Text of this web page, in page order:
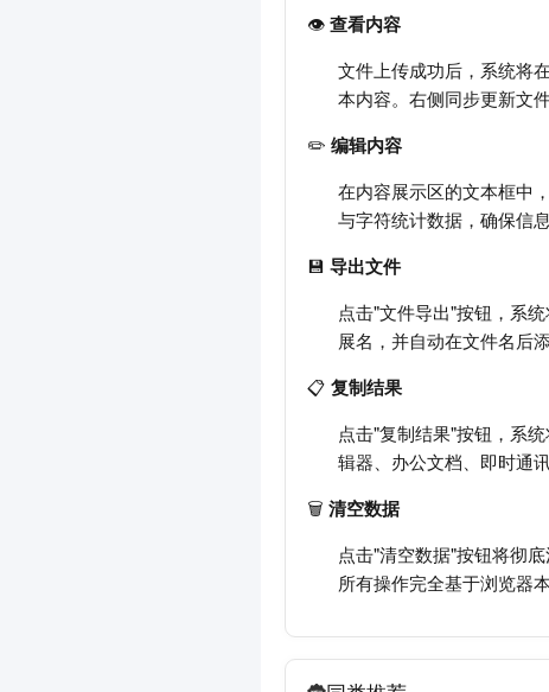
👁️查看内容
文件上传成功后，系统将
本内容。右侧同步更新文
✏️ 编辑内容
在内容展示区的文本框中
与字符统计数据，确保信
💾 导出文件
点击"文件导出"按钮，系
展名，并自动在文件名后
📋 复制结果
点击"复制结果"按钮，系
辑器、办公文档、即时通
🗑️ 清空数据
点击"清空数据"按钮将彻
所有操作完全基于浏览器